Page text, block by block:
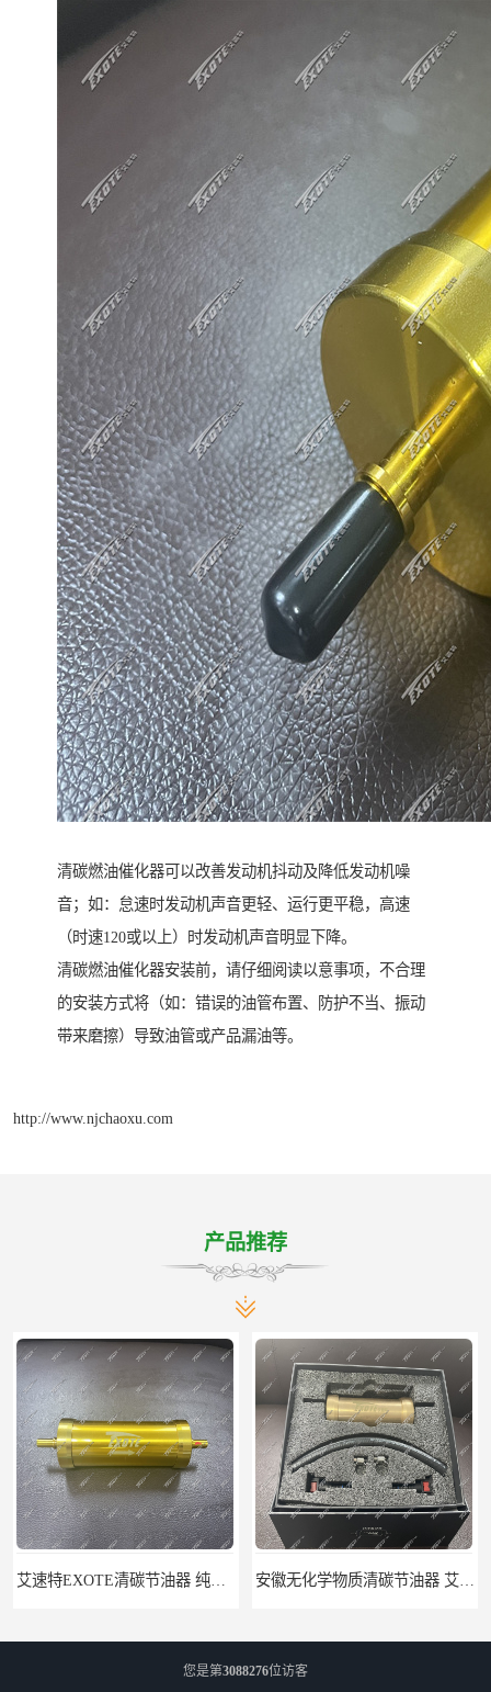
清碳燃油催化器可以改善发动机抖动及降低发动机噪
音；如：怠速时发动机声音更轻、运行更平稳，高速
（时速120或以上）时发动机声音明显下降。
清碳燃油催化器安装前，请仔细阅读以意事项，不合理
的安装方式将（如：错误的油管布置、防护不当、振动
带来磨擦）导致油管或产品漏油等。
http://www.njchaoxu.com
产品推荐
艾速特EXOTE清碳节油器 纯物理清碳节油器 提高热能工作效率 安徽无化学物质清碳节油器 艾速特EXOTE清碳节油器 节省燃油消耗
您是第3088276位访客